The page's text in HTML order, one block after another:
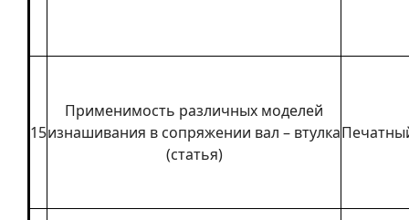
15
Применимость различных моделей
изнашивания в сопряжении вал – втулка
(статья)